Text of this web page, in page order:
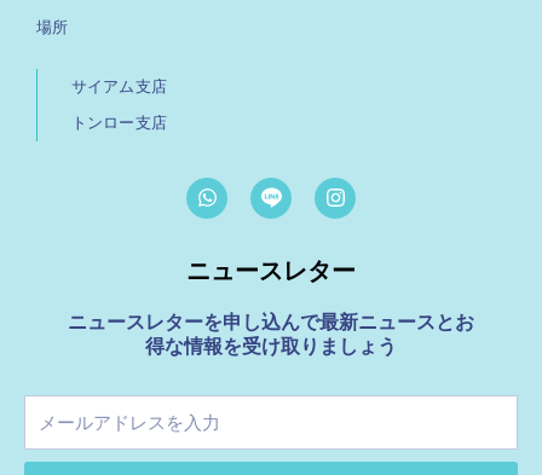
場所
サイアム支店
トンロー支店
W
h
a
s
a
p
p
I
n
s
a
r
a
m
ニュースレター
ニュースレターを申し込んで最新ニュースとお
得な情報を受け取りましょう
ル